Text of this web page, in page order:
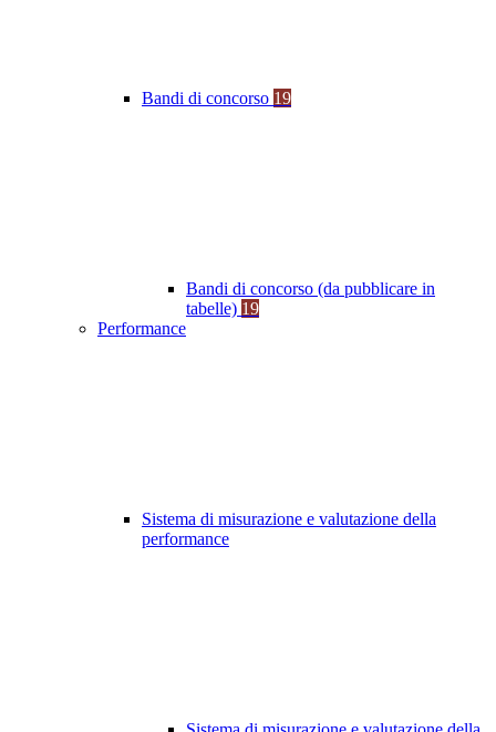
Bandi di concorso 19
Bandi di concorso (da pubblicare in
tabelle) 19
Performance
Sistema di misurazione e valutazione della
performance